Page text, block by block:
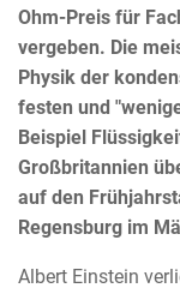
Ohm-Preis für
vergeben. Die
Physik der
festen und
Beispiel
Großbritannien
auf den
Regensburg im
Albert Einstein